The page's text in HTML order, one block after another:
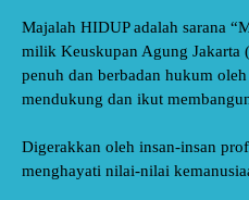
Majalah HIDUP adalah sarana
milik Keuskupan Agung Jakarta
penuh dan berbadan hukum
mendukung dan ikut
Digerakkan oleh insan-insan
menghayati nilai-nilai